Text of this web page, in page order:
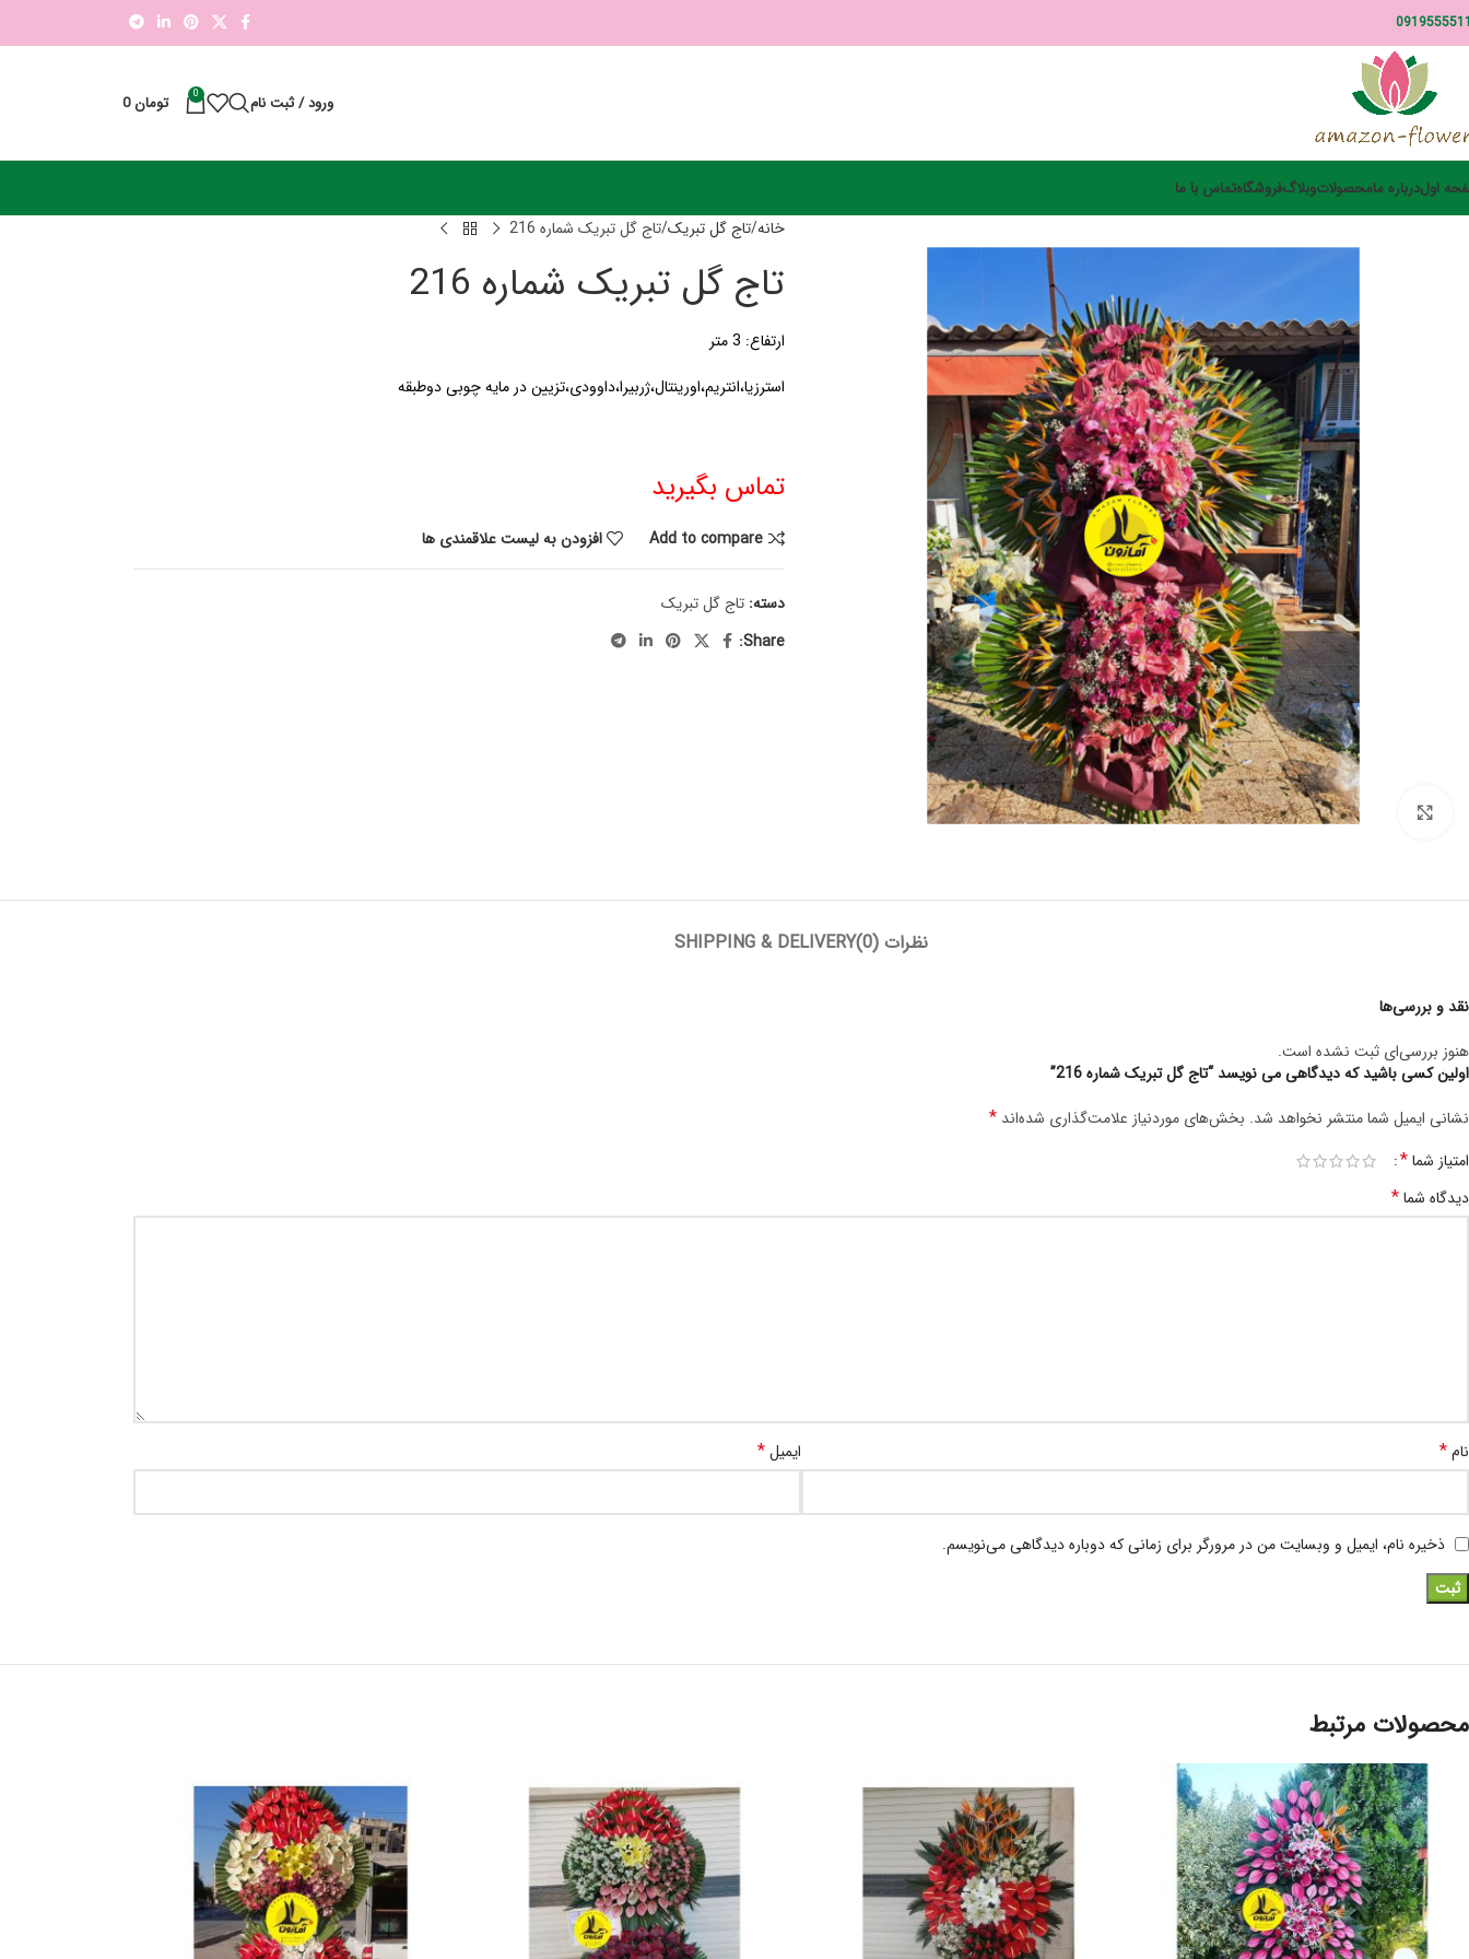
ورود / ثبت نام 0 تومان0
اولدرباره مامحصولاتوبلاگفروشگاهتماس با ما
برای بزرگنمایی کلیک کنید
خانه تاج گل تبریک تاج گل تبریک شماره 216
تاج گل تبریک شماره 216
ارتفاع: 3 متر
استرزیا،انتریم،اورینتال،ژربیرا،داوودی،تزیین در مایه چوبی دوطبقه
تماس بگیرید
Add to compare افزودن به لیست علاقمندی ها
دسته: تاج گل تبریک
Share:
نظرات (0) SHIPPING & DELIVERY
نقد و بررسی‌ها
هنوز بررسی‌ای ثبت نشده است.
اولین کسی باشید که دیدگاهی می نویسد “تاج گل تبریک شماره 216”
نشانی ایمیل شما منتشر نخواهد شد. بخش‌های موردنیاز علامت‌گذاری شده‌اند *
امتیاز شما*
دیدگاه شما*
نام* ایمیل*
ذخیره نام، ایمیل و وبسایت من در مرورگر برای زمانی که دوباره دیدگاهی می‌نویسم.
محصولات مرتبط